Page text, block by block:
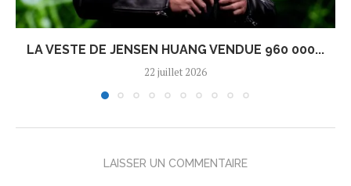
LA VESTE DE JENSEN HUANG VENDUE 960 000...
22 juillet 2026
LAISSER UN COMMENTAIRE